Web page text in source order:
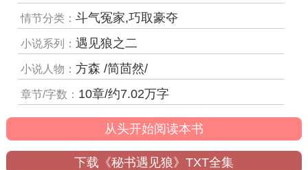
情节分类：斗气冤家,巧取豪夺
小说系列：遇见狼之二
小说人物：方森 /简茴然/
章节/字数： 10章/约7.02万字
从头开始阅读本书
下载《秘书遇见狼》TXT全集